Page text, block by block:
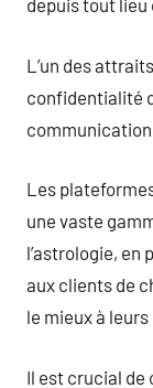
depuis tout lieu
L’un des
confidentialité
Les
une vaste
l’astrologie,
aux clients de
le mieux à
Il est crucial de